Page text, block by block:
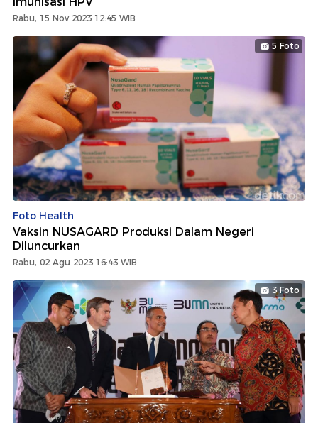
Rabu, 15 Nov 2023 12:45 WIB
5 Foto
Foto Health
Vaksin NUSAGARD Produksi Dalam Negeri
Diluncurkan
Rabu, 02 Agu 2023 16:43 WIB
3 Foto